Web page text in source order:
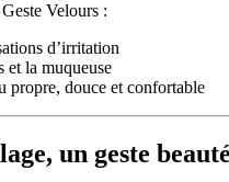
Velours :
d’irritation
et la muqueuse
propre, douce et confortable
un geste